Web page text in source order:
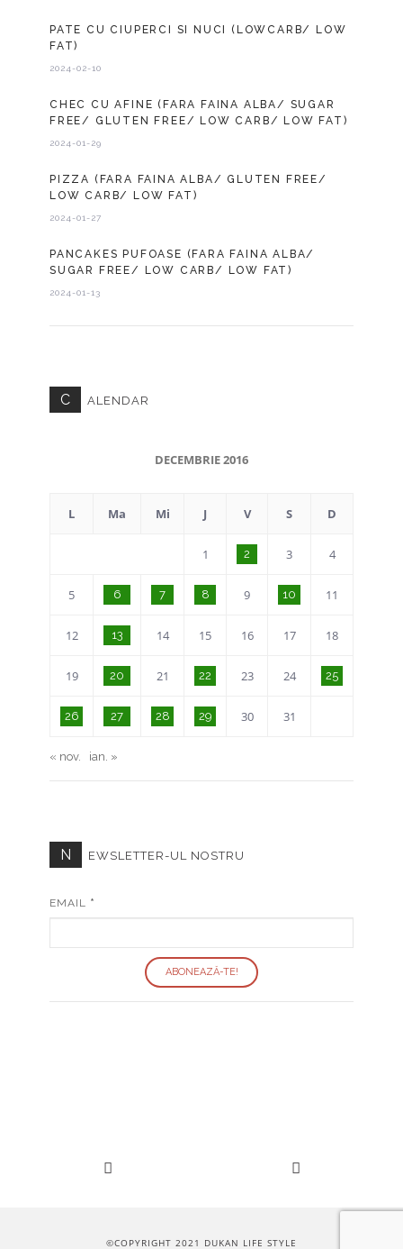
PATE CU CIUPERCI SI NUCI (LOWCARB/ LOW
FAT)
2024-02-10
CHEC CU AFINE (FARA FAINA ALBA/ SUGAR
FREE/ GLUTEN FREE/ LOW CARB/ LOW FAT)
2024-01-29
PIZZA (FARA FAINA ALBA/ GLUTEN FREE/
LOW CARB/ LOW FAT)
2024-01-27
PANCAKES PUFOASE (FARA FAINA ALBA/
SUGAR FREE/ LOW CARB/ LOW FAT)
2024-01-13
C ALENDAR
DECEMBRIE 2016
L Ma Mi J V S D
1 2 3 4
5 6 7 8 9 10 11
12 13 14 15 16 17 18
19 20 21 22 23 24 25
26 27 28 29 30 31
« nov. ian. »
N EWSLETTER-UL NOSTRU
EMAIL *
©COPYRIGHT 2021 DUKAN LIFE STYLE